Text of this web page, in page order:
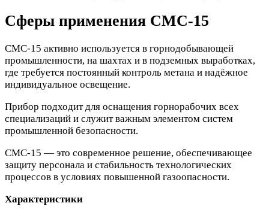
Сферы применения СМС-15
СМС-15 активно используется в горнодобывающей
промышленности, на шахтах и в подземных выработках,
где требуется постоянный контроль метана и надёжное
индивидуальное освещение.
Прибор подходит для оснащения горнорабочих всех
специализаций и служит важным элементом систем
промышленной безопасности.
СМС-15 — это современное решение, обеспечивающее
защиту персонала и стабильность технологических
процессов в условиях повышенной газоопасности.
Характеристики